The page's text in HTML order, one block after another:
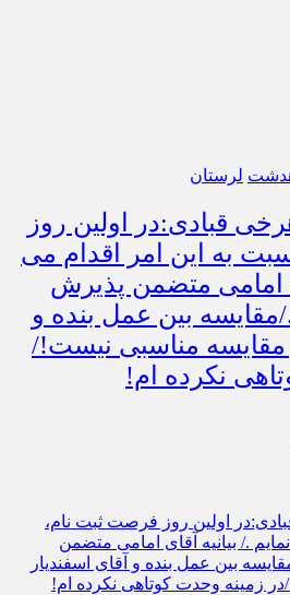
لرستان
قبادی:در اولین روز
به این امر اقدام می
امامی متضمن پذیرش
بین عمل بنده و
مقایسه مناسبی نیست!/
نکرده ام!